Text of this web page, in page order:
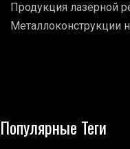
Продукция лазерной
Металлоконструкции
Популярные Теги